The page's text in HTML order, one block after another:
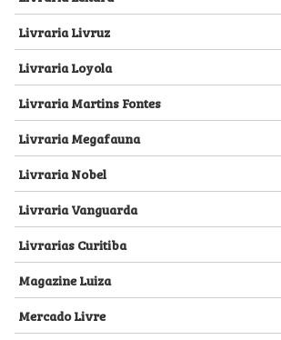
Livraria Livruz
Livraria Loyola
Livraria Martins Fontes
Livraria Megafauna
Livraria Nobel
Livraria Vanguarda
Livrarias Curitiba
Magazine Luiza
Mercado Livre